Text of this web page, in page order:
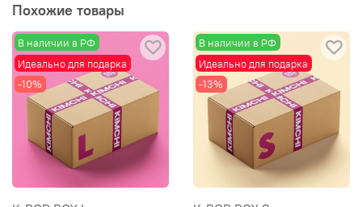
Похожие товары
В наличии в РФ
Идеально для подарка
-10%
В наличии в РФ
Идеально для подарка
-13%